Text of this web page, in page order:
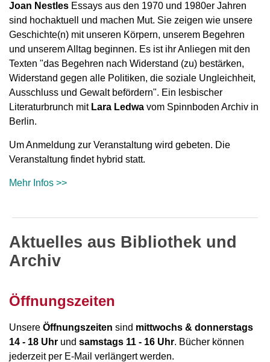
Joan Nestles Essays aus den 1970 und 1980er Jahren
sind hochaktuell und machen Mut. Sie zeigen wie unsere
Geschichte(n) mit unseren Körpern, unserem Begehren
und unserem Alltag beginnen. Es ist ihr Anliegen mit den
Texten "das Begehren nach Widerstand (zu) bestärken,
Widerstand gegen alle Politiken, die soziale Ungleichheit,
Ausschluss und Gewalt befördern". Ein lesbischer
Literaturbrunch mit Lara Ledwa vom Spinnboden Archiv in
Berlin.
Um Anmeldung zur Veranstaltung wird gebeten. Die
Veranstaltung findet hybrid statt.
Mehr Infos >>
Aktuelles aus Bibliothek und
Archiv
Öffnungszeiten
Unsere Öffnungszeiten sind mittwochs & donnerstags
14 - 18 Uhr und samstags 11 - 16 Uhr. Bücher können
jederzeit per E-Mail verlängert werden.